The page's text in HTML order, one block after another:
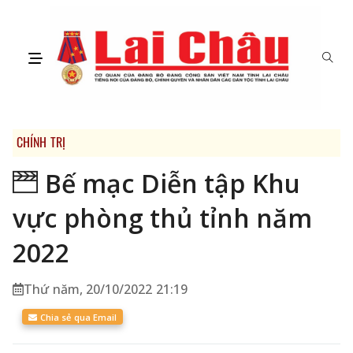
CHÍNH TRỊ
Bế mạc Diễn tập Khu
vực phòng thủ tỉnh năm
2022
Thứ năm, 20/10/2022 21:19
Chia sẻ qua Email